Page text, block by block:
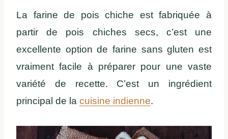
La farine de pois chiche est fabriquée à
partir de pois chiches secs, c’est une
excellente option de farine sans gluten est
vraiment facile à préparer pour une vaste
variété de recette. C’est un ingrédient
principal de la cuisine indienne.